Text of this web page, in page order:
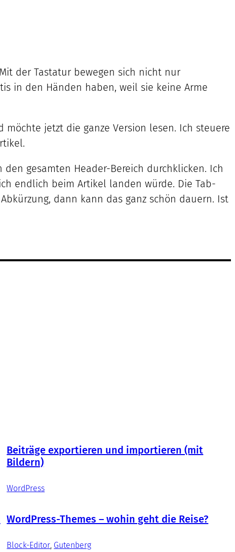
der Tastatur bewegen sich nicht nur
in den Händen haben, weil sie keine Arme
jetzt die ganze Version lesen. Ich steuere
gesamten Header-Bereich durchklicken. Ich
endlich beim Artikel landen würde. Die Tab-
dann kann das ganz schön dauern. Ist
Beiträge exportieren und importieren (mit
Bildern)
WordPress
WordPress-Themes – wohin geht die Reise?
Block-Editor, Gutenberg